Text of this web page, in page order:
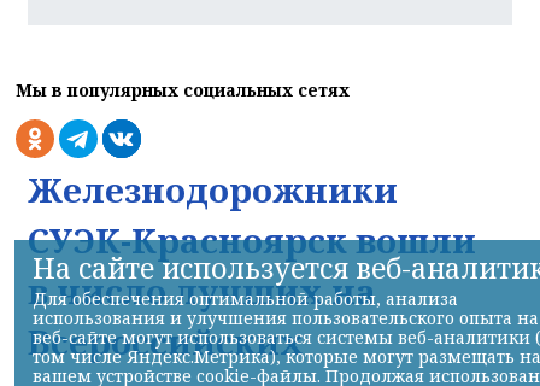
Мы в популярных социальных сетях
Железнодорожники
СУЭК-Красноярск вошли
в число лучших на
Всероссийских
На сайте используется веб-
Для обеспечения оптимальной работы, анализа
использования и улучшения пользовательского опыта на
веб-сайте могут использоваться системы веб-аналитики
том числе Яндекс.Метрика), которые могут размещать на
вашем устройстве cookie-файлы. Продолжая